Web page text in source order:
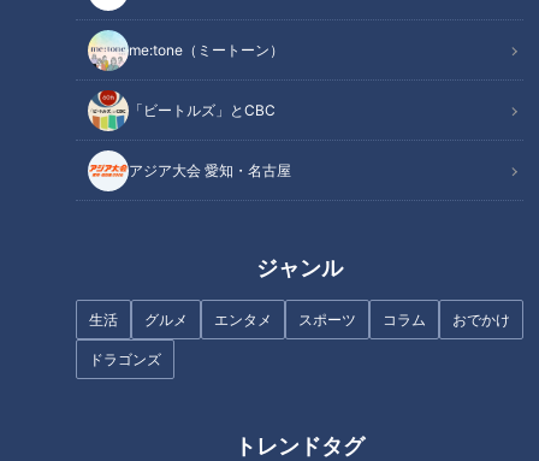
me:tone（ミートーン）
「ビートルズ」とCBC
アジア大会 愛知・名古屋
ジャンル
生活 グルメ エンタメ スポーツ コラム おでかけ
ドラゴンズ
トレンドタグ
🚗「歩道・車道バラエティ 道との遭遇」公式サイト
https://hicbc.com/tv/michi/
#道との遭遇 #ミキ #番組 #テレビ #静岡
#廃道 #隧道 #探索 #道マニア #ユニークな道
この記事を見たあなたへのおすすめ